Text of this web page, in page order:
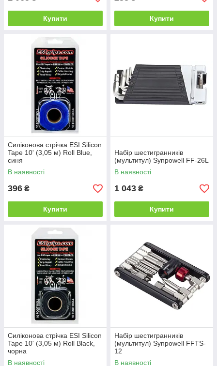
Купити Купити
Силіконова стрічка ESI Silicon
Tape 10' (3,05 м) Roll Blue,
синя
В наявності
396 ₴
Купити
Набір шестигранників
(мультитул) Synpowell FF-26L
В наявності
1 043 ₴
Купити
Силіконова стрічка ESI Silicon
Tape 10' (3,05 м) Roll Black,
чорна
В наявності
Набір шестигранників
(мультитул) Synpowell FFTS-
12
В наявності